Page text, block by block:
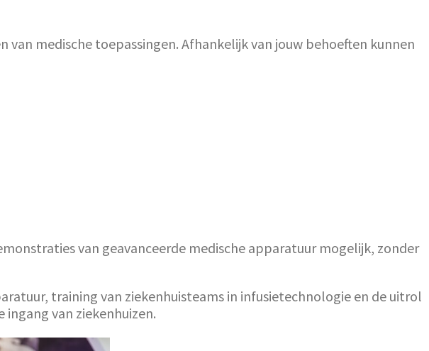
medische toepassingen. Afhankelijk van jouw behoeften kunnen
van geavanceerde medische apparatuur mogelijk, zonder
training van ziekenhuisteams in infusietechnologie en de uitrol
van ziekenhuizen.